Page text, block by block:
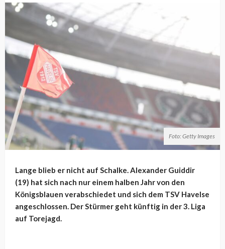
Foto: Getty Images
Lange blieb er nicht auf Schalke. Alexander Guiddir
(19) hat sich nach nur einem halben Jahr von den
Königsblauen verabschiedet und sich dem TSV Havelse
angeschlossen. Der Stürmer geht künftig in der 3. Liga
auf Torejagd.